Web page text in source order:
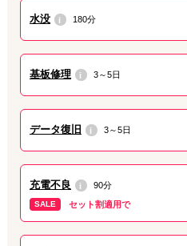
た方にも最適です！
ぜひ本ページからお気軽にご予約
2026.07.13 総合情報
今週も月〜土10時から20時で
JR・京成松戸駅東口から歩いて1
ム松戸店です。
今週13日(月)〜18日(土)も10時から
水没 i 180分
基板修理 i 3～5日
データ復旧 i 3～5日
充電不良 i 90分
SALE セット割適用で